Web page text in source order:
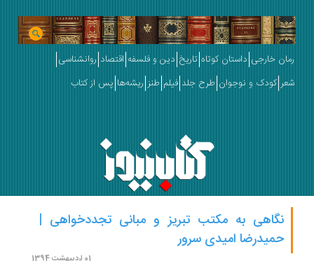
خارجی داستان کوتاه تاریخ دین و فلسفه اقتصاد روانشناسی
کودک و نوجوان طرح جلد فیلم طنز ریشه‌ها پس از کتاب
نگاهی به مکتب تبریز و مبانی تجددخواهی |
حمیدرضا امیدی سرور